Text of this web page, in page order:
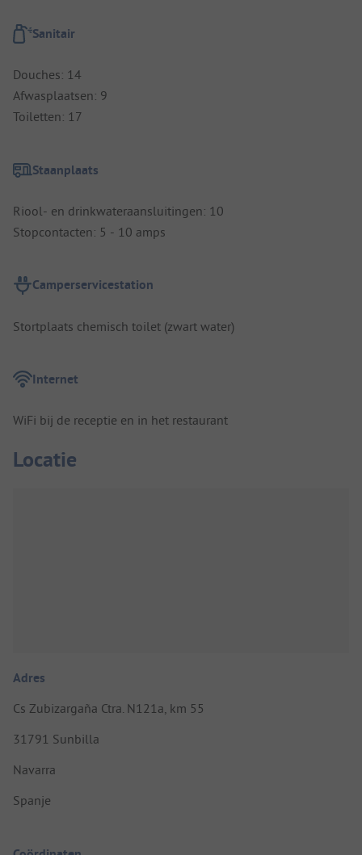
Sanitair
Douches: 14
Afwasplaatsen: 9
Toiletten: 17
Staanplaats
Riool- en drinkwateraansluitingen: 10
Stopcontacten: 5 - 10 amps
Camperservicestation
Stortplaats chemisch toilet (zwart water)
Internet
WiFi bij de receptie en in het restaurant
Locatie
Adres
Cs Zubizargaña Ctra. N121a, km 55
31791 Sunbilla
Navarra
Spanje